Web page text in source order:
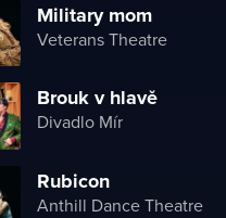
Military mom
Veterans Theatre
Brouk v hlavě
Divadlo Mír
Rubicon
Anthill Dance Theatre